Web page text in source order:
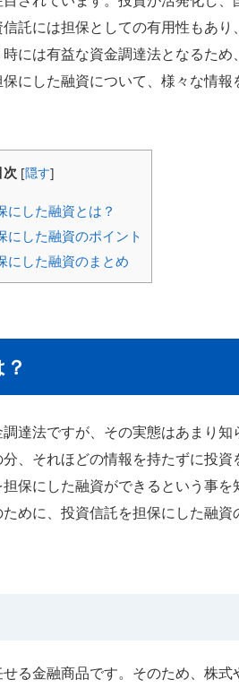
託には担保としての有用性もあり
には有益な資金調達法となるため
にした融資について、様々な情報
次 [隠す]
にした融資とは？
にした融資のポイント
にした融資のまとめ
達法ですが、その実態はあまり知
、それほどの情報を持たずに投資
保にした融資ができるという事を
めに、投資信託を担保にした融資
る金融商品です。そのため、株式